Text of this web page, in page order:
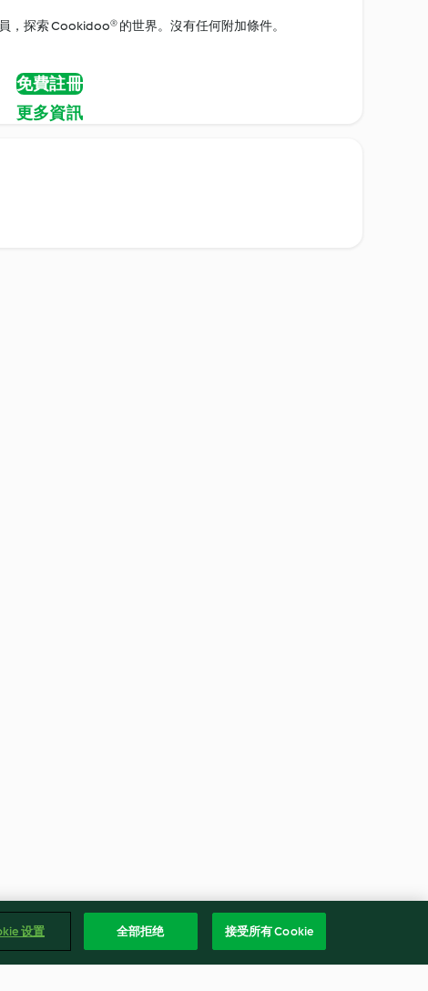
，探索 Cookidoo® 的世界。沒有任何附加條件。
免費註冊
更多資訊
设置 全部拒绝 接受所有 Cookie